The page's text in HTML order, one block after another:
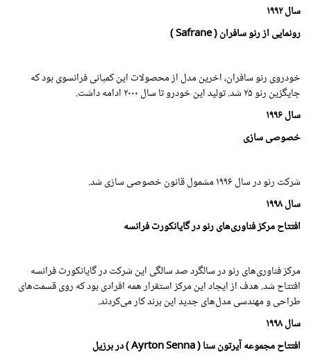
سال۱۹۹۲
رونمایی از رنو سافران ( Safrane )
خودروی رنو سافران، اخرین مدل از محصولات این کمپانی فرانسوی بود که
جایگزین رنو ۲۵ شد. تولید این خودرو تا سال
۲۰۰۰ادامه داشت.
سال۱۹۹۶
خصوصی سازی
شرکت رنو در سال۱۹۹۶مشمول قانون خصوصی سازی شد.
سال۱۹۹۸
افتتاح مرکز فناوری‌های رنو در گایانکورت فرانسه
مرکز فناوری‌های رنو در سالگرد صد سالگی این شرکت در گایانکورت فرانسه
افتتاح شد. هدف از ایجاد این مرکز استقرار همه افرادی بود که روی قسمت‌های
طراحی و مهندسی مدل‌های جدید این برند کار می‌کردند.
سال۱۹۹۸
افتتاح مجموعه آیرتون سنا ( Ayrton Senna ) در برزیل